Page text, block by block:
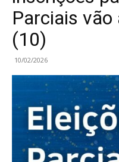
Parciais
(10)
10/02/2026